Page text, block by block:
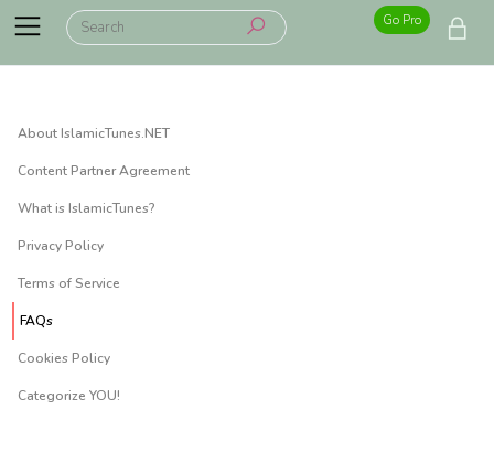
Go Pro
About IslamicTunes.NET
Content Partner Agreement
What is IslamicTunes?
Privacy Policy
Terms of Service
FAQs
Cookies Policy
Categorize YOU!